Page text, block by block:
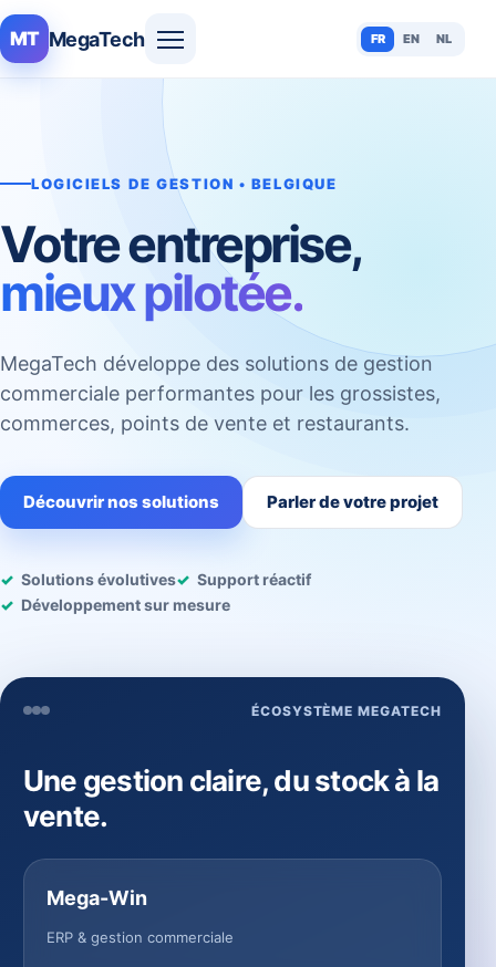
MT MegaTech FR EN NL
LOGICIELS DE GESTION • BELGIQUE
Votre entreprise,
mieux pilotée.
MegaTech développe des solutions de gestion
commerciale performantes pour les grossistes,
commerces, points de vente et restaurants.
Découvrir nos solutions Parler de votre projet
Solutions évolutives
Support réactif
Développement sur mesure
ÉCOSYSTÈME MEGATECH
Une gestion claire, du stock à la
vente.
Mega-Win
ERP & gestion commerciale